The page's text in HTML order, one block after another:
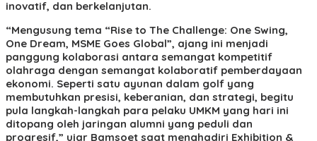
inovatif, dan berkelanjutan.
“Mengusung tema “Rise to The Challenge: One Swing,
One Dream, MSME Goes Global”, ajang ini menjadi
panggung kolaborasi antara semangat kompetitif
olahraga dengan semangat kolaboratif pemberdayaan
ekonomi. Seperti satu ayunan dalam golf yang
membutuhkan presisi, keberanian, dan strategi, begitu
pula langkah-langkah para pelaku UMKM yang hari ini
ditopang oleh jaringan alumni yang peduli dan
progresif,” ujar Bamsoet saat menghadiri Exhibition &